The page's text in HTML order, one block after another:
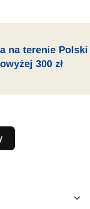
na terenie Polski
300 zł